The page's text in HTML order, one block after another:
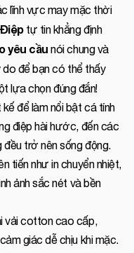
lĩnh vực may mặc thời
tự tin khẳng định
yêu cầunói chung và
để bạn có thể thấy
lựa chọn đúng đắn!
để làm nổi bật cá tính
điệp hài hước, đến các
trở nên sống động.
tiến như in chuyển nhiệt,
ảnh sắc nét và bền
vải cotton cao cấp,
giác dễ chịu khi mặc.